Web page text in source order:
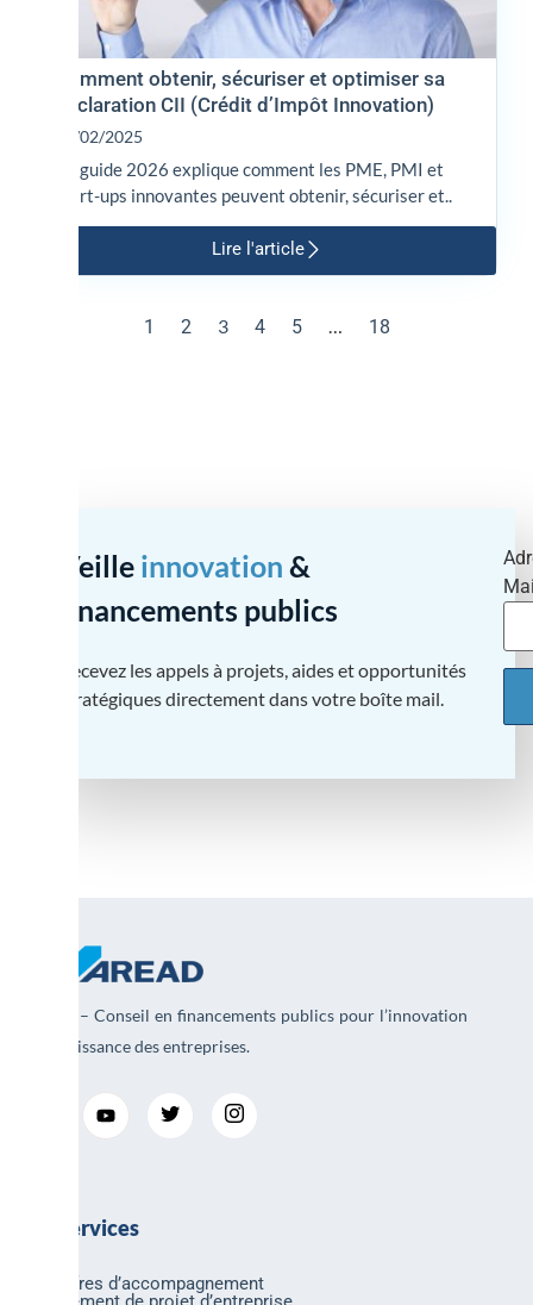
Comment obtenir, sécuriser et optimiser sa
déclaration CII (Crédit d’Impôt Innovation)
12/02/2025
Ce guide 2026 explique comment les PME, PMI et
start-ups innovantes peuvent obtenir, sécuriser et..
Lire l'article
1 2 3 4 5 … 18
Veille innovation &
financements publics
Recevez les appels à projets, aides et opportunités
stratégiques directement dans votre boîte mail.
AREAD – Conseil en financements publics pour l’innovation
et la croissance des entreprises.
Nos services
Nos offres d’accompagnement